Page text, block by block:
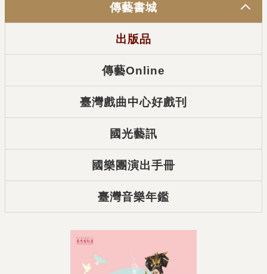
傳藝書城
出版品
傳藝Online
臺灣戲曲中心好戲刊
國光藝訊
國樂團演出手冊
臺灣音樂年鑑